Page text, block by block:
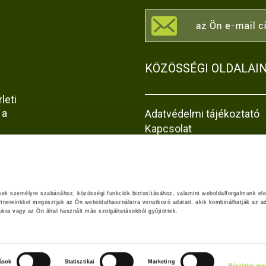
személyre szabásához, közösségi funkciók biztosításához, valamint weboldalforgalmunk
megosztjuk az Ön weboldalhasználatra vonatkozó adatait, akik kombinálhatják az
vagy az Ön által használt más szolgáltatásokból gyűjtöttek.
Statisztikai Marketing
KÖZÖSSÉGI
Adatvédelmi tájékoztató
Kapcsolat